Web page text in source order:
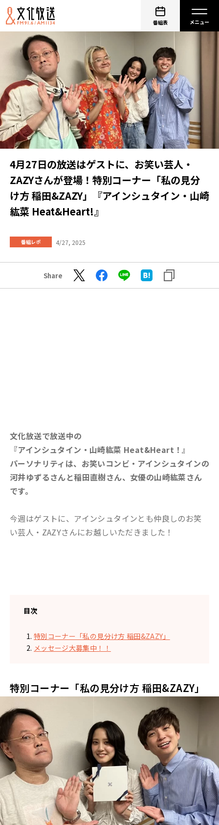
番組表
4月27日の放送はゲストに、お笑い芸人・
ZAZYさんが登場！特別コーナー「私の見分
け方 稲田&ZAZY」『アインシュタイン・山崎
紘菜 Heat&Heart!』
番組レポ 4/27, 2025
Share
文化放送で放送中の
『アインシュタイン・山崎紘菜 Heat&Heart！』
パーソナリティは、お笑いコンビ・アインシュタインの
河井ゆずるさんと稲田直樹さん、女優の山崎紘菜さん
です。
今週はゲストに、アインシュタインとも仲良しのお笑
い芸人・ZAZYさんにお越しいただきました！
目次
特別コーナー「私の見分け方 稲田&ZAZY」
メッセージ大募集中！！
特別コーナー「私の見分け方 稲田&ZAZY」